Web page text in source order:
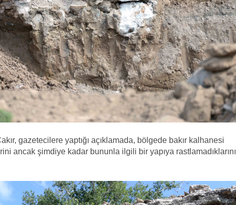
gazetecilere yaptığı açıklamada, bölgede bakır kalhanesi
ancak şimdiye kadar bununla ilgili bir yapıya rastlamadıklarını